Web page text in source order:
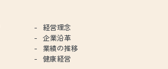
経営理念
企業沿革
業績の推移
健康経営